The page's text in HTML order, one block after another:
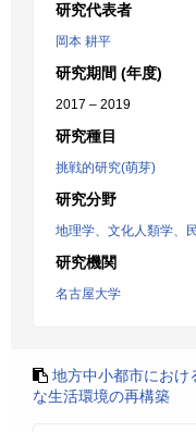
研究代表者
岡本 耕平
研究期間 (年度)
2017 – 2019
研究種目
挑戦的研究(萌芽)
研究分野
地理学、文化人類学、
研究機関
名古屋大学
地方中小都市におけ
な生活環境の再構築